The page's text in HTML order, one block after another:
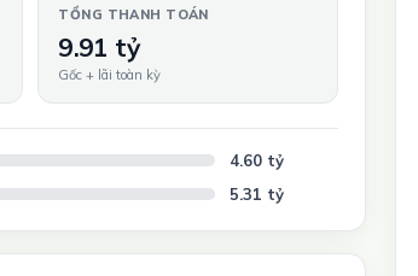
TỔNG THANH TOÁN
9.91 tỷ
Gốc + lãi toàn kỳ
4.60 tỷ
5.31 tỷ